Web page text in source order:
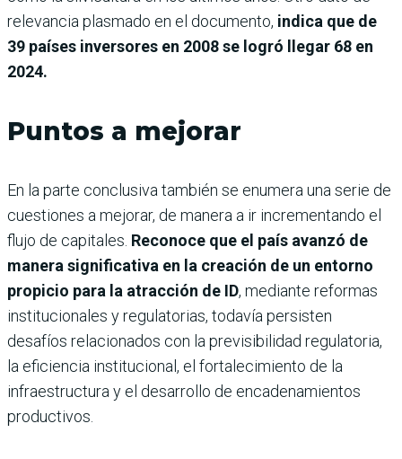
relevancia plasmado en el documento, indica que de
39 países inversores en 2008 se logró llegar 68 en
2024.
Puntos a mejorar
En la parte conclusiva también se enumera una serie de
cuestiones a mejorar, de manera a ir incrementando el
flujo de capitales. Reconoce que el país avanzó de
manera significativa en la creación de un entorno
propicio para la atracción de ID, mediante reformas
institucionales y regulatorias, todavía persisten
desafíos relacionados con la previsibilidad regulatoria,
la eficiencia institucional, el fortalecimiento de la
infraestructura y el desarrollo de encadenamientos
productivos.